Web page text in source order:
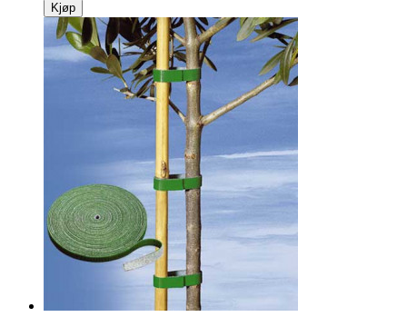
Kjøp